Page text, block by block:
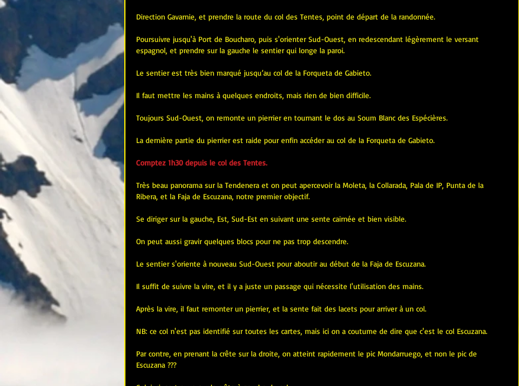
Direction Gavarnie, et prendre la route du col des Tentes, point de départ de la randonnée.
Poursuivre jusqu'à Port de Boucharo, puis s'orienter Sud-Ouest, en redescendant légèrement le versant
espagnol, et prendre sur la gauche le sentier qui longe la paroi.
Le sentier est très bien marqué jusqu’au col de la Forqueta de Gabieto.
Il faut mettre les mains à quelques endroits, mais rien de bien difficile.
Toujours Sud-Ouest, on remonte un pierrier en tournant le dos au Soum Blanc des Espécières.
La dernière partie du pierrier est raide pour enfin accéder au col de la Forqueta de Gabieto.
Comptez 1h30 depuis le col des Tentes.
Très beau panorama sur la Tendenera et on peut apercevoir la Moleta, la Collarada, Pala de IP, Punta de la
Ribera, et la Faja de Escuzana, notre premier objectif.
Se diriger sur la gauche, Est, Sud-Est en suivant une sente cairnée et bien visible.
On peut aussi gravir quelques blocs pour ne pas trop descendre.
Le sentier s'oriente à nouveau Sud-Ouest pour aboutir au début de la Faja de Escuzana.
Il suffit de suivre la vire, et il y a juste un passage qui nécessite l'utilisation des mains.
Après la vire, il faut remonter un pierrier, et la sente fait des lacets pour arriver à un col.
NB: ce col n'est pas identifié sur toutes les cartes, mais ici on a coutume de dire que c'est le col Escuzana.
Par contre, en prenant la crête sur la droite, on atteint rapidement le pic Mondarruego, et non le pic de
Escuzana ???